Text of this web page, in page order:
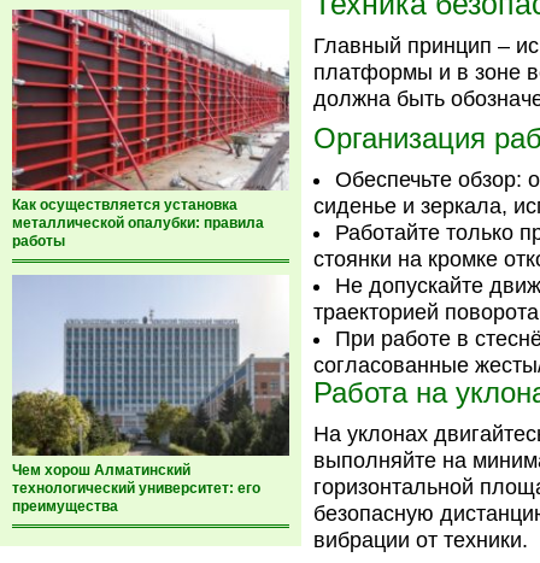
Как осуществляется установка
металлической опалубки: правила
работы
Чем хорош Алматинский
технологический университет: его
преимущества
Главный принцип –
платформы и в зоне
должна быть
Организация
Обеспечьте обзор:
сиденье и зеркала,
Работайте только
стоянки на кромке
Не допускайте
траекторией
При работе в
согласованные
Работа на
На уклонах
выполняйте на
горизонтальной
безопасную
вибрации от техники.